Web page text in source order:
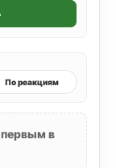
По реакциям
первым в